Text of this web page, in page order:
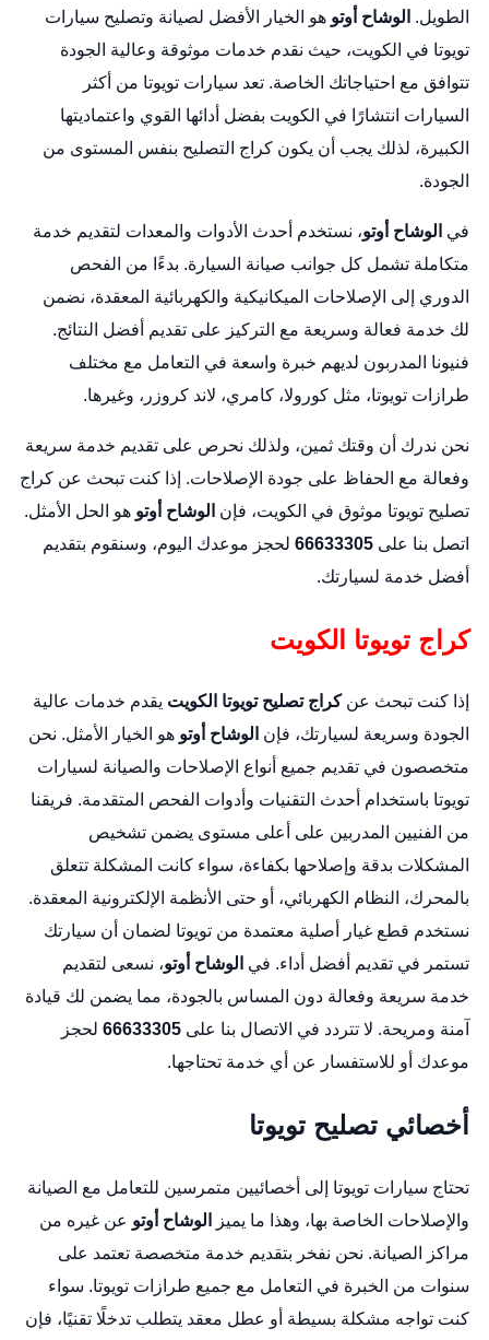
الطويل. الوشاح أوتو هو الخيار الأفضل لصيانة وتصليح سيارات
تويوتا في الكويت، حيث نقدم خدمات موثوقة وعالية الجودة
تتوافق مع احتياجاتك الخاصة. تعد سيارات تويوتا من أكثر
السيارات انتشارًا في الكويت بفضل أدائها القوي واعتماديتها
الكبيرة، لذلك يجب أن يكون كراج التصليح بنفس المستوى من
الجودة.
في الوشاح أوتو، نستخدم أحدث الأدوات والمعدات لتقديم خدمة
متكاملة تشمل كل جوانب صيانة السيارة. بدءًا من الفحص
الدوري إلى الإصلاحات الميكانيكية والكهربائية المعقدة، نضمن
لك خدمة فعالة وسريعة مع التركيز على تقديم أفضل النتائج.
فنيونا المدربون لديهم خبرة واسعة في التعامل مع مختلف
طرازات تويوتا، مثل كورولا، كامري، لاند كروزر، وغيرها.
نحن ندرك أن وقتك ثمين، ولذلك نحرص على تقديم خدمة سريعة
وفعالة مع الحفاظ على جودة الإصلاحات. إذا كنت تبحث عن كراج
تصليح تويوتا موثوق في الكويت، فإن الوشاح أوتو هو الحل الأمثل.
اتصل بنا على 66633305لحجز موعدك اليوم، وسنقوم بتقديم
أفضل خدمة لسيارتك.
كراج تويوتا الكويت
إذا كنت تبحث عنكراج تصليح تويوتا الكويت يقدم خدمات عالية
الجودة وسريعة لسيارتك، فإن الوشاح أوتو هو الخيار الأمثل. نحن
متخصصون في تقديم جميع أنواع الإصلاحات والصيانة لسيارات
تويوتا باستخدام أحدث التقنيات وأدوات الفحص المتقدمة. فريقنا
من الفنيين المدربين على أعلى مستوى يضمن تشخيص
المشكلات بدقة وإصلاحها بكفاءة، سواء كانت المشكلة تتعلق
بالمحرك، النظام الكهربائي، أو حتى الأنظمة الإلكترونية المعقدة.
نستخدم قطع غيار أصلية معتمدة من تويوتا لضمان أن سيارتك
تستمر في تقديم أفضل أداء. في الوشاح أوتو، نسعى لتقديم
خدمة سريعة وفعالة دون المساس بالجودة، مما يضمن لك قيادة
آمنة ومريحة. لا تتردد في الاتصال بنا على 66633305لحجز
موعدك أو للاستفسار عن أي خدمة تحتاجها.
أخصائي تصليح تويوتا
تحتاج سيارات تويوتا إلى أخصائيين متمرسين للتعامل مع الصيانة
والإصلاحات الخاصة بها، وهذا ما يميز
الوشاح أوتو عن غيره من
مراكز الصيانة. نحن نفخر بتقديم خدمة متخصصة تعتمد على
سنوات من الخبرة في التعامل مع جميع طرازات تويوتا. سواء
كنت تواجه مشكلة بسيطة أو عطل معقد يتطلب تدخلًا تقنيًا، فإن